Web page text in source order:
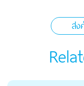
ส่ง